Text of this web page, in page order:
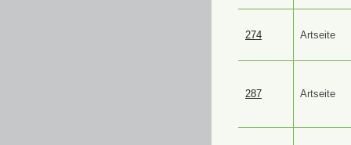
274 Artseite
287 Artseite